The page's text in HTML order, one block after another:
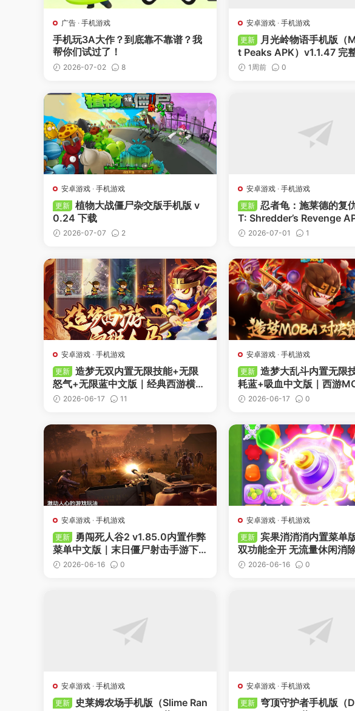
广告 · 手机游戏
手机玩3A大作？到底靠不靠谱？我
帮你们试过了！
2026-07-02 8
-收藏 -点赞
安卓游戏 · 手机游戏
更新
月光岭物语手机版（
t Peaks APK）v1.1.47 完
1周前 0
安卓游戏 · 手机游戏
更新 植物大战僵尸杂交版手机版 v
0.24 下载
2026-07-07 2
收藏 点赞
安卓游戏 · 手机游戏
更新 忍者龟：施莱德的复
T: Shredder’s Revenge
2.19 下载
2026-07-01 1
-收藏 -点赞
安卓游戏 · 手机游戏
更新 造梦无双内置无限技能+无限
怒气+无限蓝中文版｜经典西游横版
动作手游
2026-06-17 11
-收藏 -点赞
安卓游戏 · 手机游戏
更新 造梦大乱斗内置无限
耗蓝+吸血中文版｜西游
下载2026-06-17 0
-收藏 -点赞
安卓游戏 · 手机游戏
更新
勇闯死人谷2 v1.85.0内置作弊
菜单中文版｜末日僵尸射击手游下
载 2026-06-16 0
安卓游戏 · 手机游戏
更新 宾果消消消内置菜单
双功能全开 无流量休闲消
2026-06-16 0
安卓游戏 · 手机游戏
更新
史莱姆农场手机版（Slime Ran
安卓游戏 · 手机游戏
更新
穹顶守护者手机版（